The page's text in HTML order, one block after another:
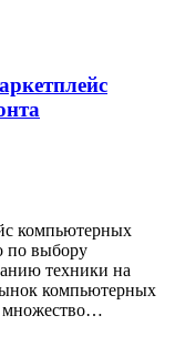
компьютерных
по выбору
техники на
компьютерных
множество…